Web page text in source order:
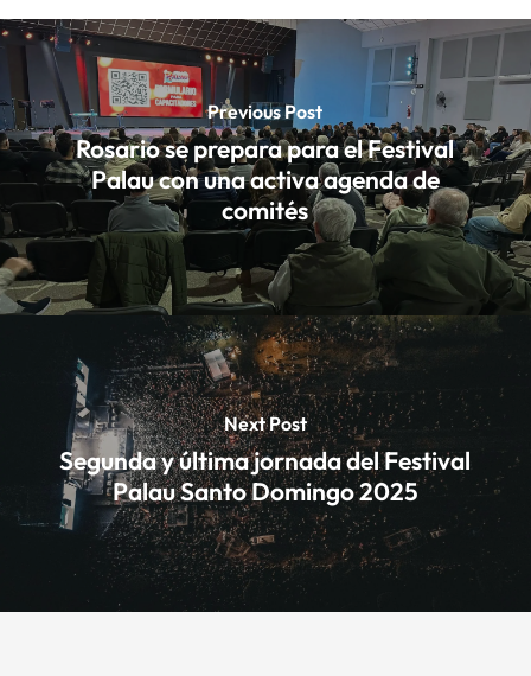
Previous Post
Rosario se prepara para el Festival
Palau con una activa agenda de
comités
Next Post
Segunda y última jornada del Festival
Palau Santo Domingo 2025